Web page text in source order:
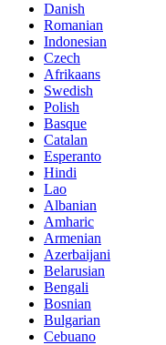
Danish
Romanian
Indonesian
Czech
Afrikaans
Swedish
Polish
Basque
Catalan
Esperanto
Hindi
Lao
Albanian
Amharic
Armenian
Azerbaijani
Belarusian
Bengali
Bosnian
Bulgarian
Cebuano